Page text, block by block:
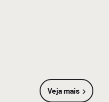
Veja mais
sobre Vida